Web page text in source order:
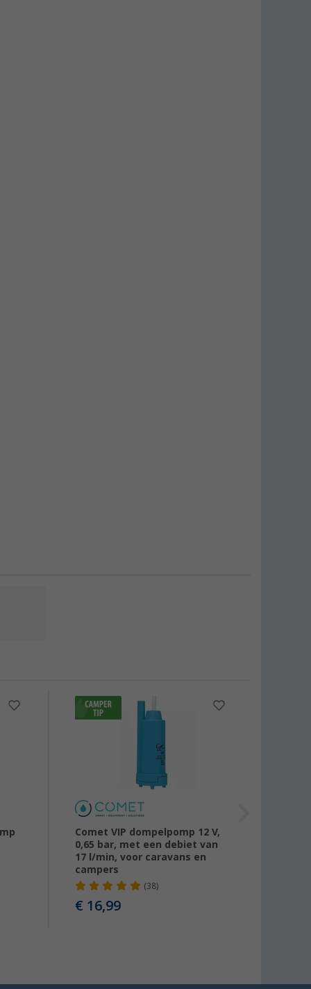
Comet VIP dompelpomp 12 V,
0,65 bar, met een debiet van
17 l/min, voor caravans en
campers
(38)
€ 16,99